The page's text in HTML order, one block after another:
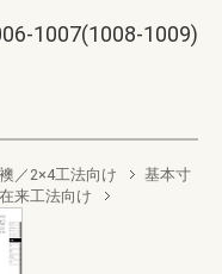
1007(1008-1009)
／2×4工法向け
基本寸
来工法向け